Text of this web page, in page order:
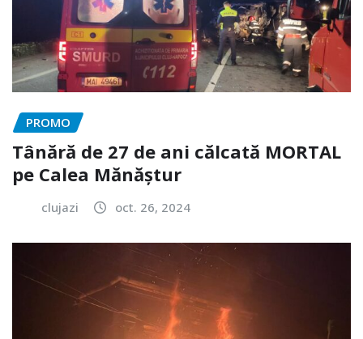
PROMO
Tânără de 27 de ani călcată MORTAL
pe Calea Mănăștur
clujazi oct. 26, 2024